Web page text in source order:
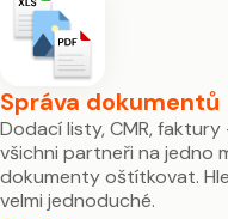
Správa dokumentů
Dodací listy, CMR,
všichni partneři na jedno
dokumenty oštítkovat.
velmi jednoduché.